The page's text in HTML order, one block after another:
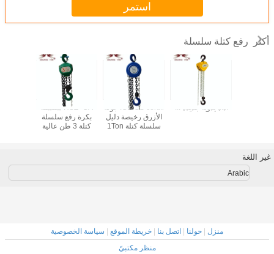
استمر
أكثر رفع كتلة سلسلة
HSZ- CA سلسلة
بكرة رفع سلسلة
كتلة 3 طن عالية
CE GS certifi. جولة
الأزرق رخيصة دليل
سلسلة كتلة 1Ton
أداة يدوية جديدة !!!
غير اللغة
Arabic
منزل | حولنا | اتصل بنا | خريطة الموقع | سياسة الخصوصية
منظر مكتبيّ